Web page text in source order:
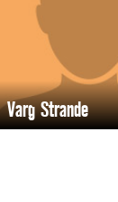
Varg Strande